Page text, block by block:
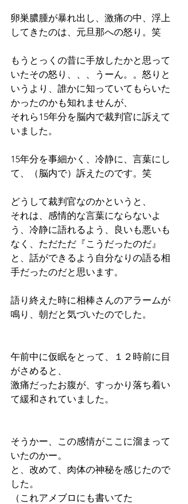
卵巣膿腫が暴れ出し、激痛の中、浮上
してきたのは、元旦那への怒り。笑
もうとっくの昔に手放したかと思って
いたその怒り、、、うーん。。怒りと
いうより、誰かに知っていてもらいた
かったのかも知れませんが、
それら15年分を脳内で裁判官に訴えて
いました。
15年分を事細かく、冷静に、言葉にし
て、（脳内で）訴えたのです。笑
どうして裁判官なのかというと、
それは、感情的な言葉にならないよ
う、冷静に語れるよう、良いも悪いも
なく、ただただ『こうだったのだ』
と、話ができるよう自分なりの語る相
手だったのだと思います。
語り終えた時に相棒さんのアラームが
鳴り、朝だと気づいたのでした。
午前中に仮眠をとって、１２時前に目
がさめると、
激痛だったお腹が、すっかり落ち着い
て緩和されていました。
そうかー、この感情がここに溜まって
いたのかー。
と、改めて、肉体の神秘を感じたので
した。
（これアメブロにも書いてた